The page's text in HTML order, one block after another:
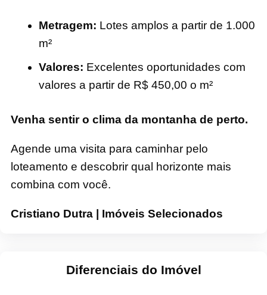
Metragem: Lotes amplos a partir de 1.000
m²
Valores: Excelentes oportunidades com
valores a partir de R$ 450,00 o m²
Venha sentir o clima da montanha de perto.
Agende uma visita para caminhar pelo
loteamento e descobrir qual horizonte mais
combina com você.
Cristiano Dutra | Imóveis Selecionados
Diferenciais do Imóvel